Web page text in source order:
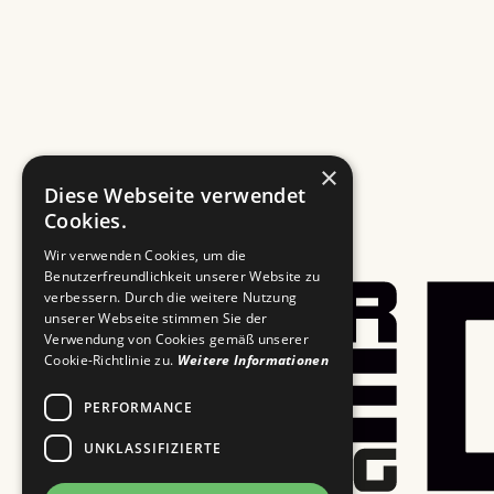
×
Diese Webseite verwendet
Cookies.
Wir verwenden Cookies, um die
Benutzerfreundlichkeit unserer Website zu
verbessern. Durch die weitere Nutzung
unserer Webseite stimmen Sie der
Verwendung von Cookies gemäß unserer
Cookie-Richtlinie zu. Weitere Informationen
PERFORMANCE
UNKLASSIFIZIERTE